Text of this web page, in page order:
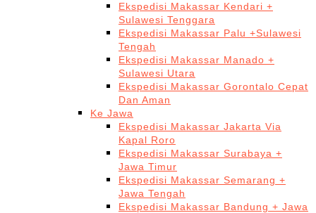
Ekspedisi Makassar Kendari +
Sulawesi Tenggara
Ekspedisi Makassar Palu +Sulawesi
Tengah
Ekspedisi Makassar Manado +
Sulawesi Utara
Ekspedisi Makassar Gorontalo Cepat
Dan Aman
Ke Jawa
Ekspedisi Makassar Jakarta Via
Kapal Roro
Ekspedisi Makassar Surabaya +
Jawa Timur
Ekspedisi Makassar Semarang +
Jawa Tengah
Ekspedisi Makassar Bandung + Jawa